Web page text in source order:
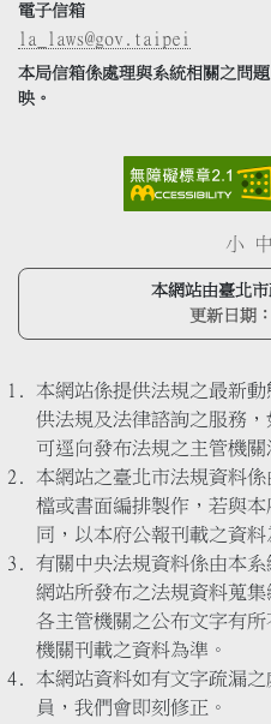
電子信箱
la_laws@gov.taipei
本局信箱係處理與系統相關之問
映。
小 中
本網站由臺北
更新日期：
本網站係提供法規之最新
供法規及法律諮詢之服務
可逕向發布法規之主管機關
本網站之臺北市法規資料
檔或書面編排製作，若與
同，以本府公報刊載之資料
有關中央法規資料係由本
網站所發布之法規資料蒐
各主管機關之公布文字有
機關刊載之資料為準。
本網站資料如有文字疏漏
員，我們會即刻修正。